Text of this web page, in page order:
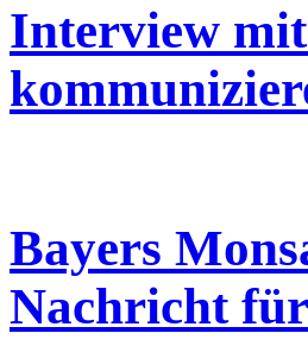
Interview
Bayers
Nachricht